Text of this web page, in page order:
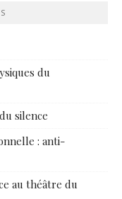
du
silence
: anti-
au théâtre du